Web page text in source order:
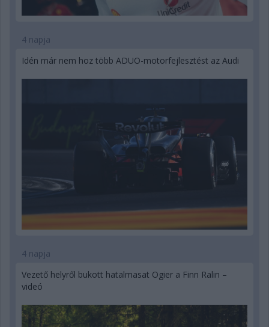
4 napja
Idén már nem hoz több ADUO-motorfejlesztést az Audi
4 napja
Vezető helyről bukott hatalmasat Ogier a Finn Ralin –
videó